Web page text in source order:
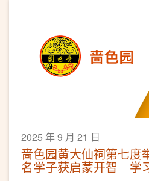
2025 年 9 月 21 日
啬色园黄大仙祠第七
名学子获启蒙开智 学